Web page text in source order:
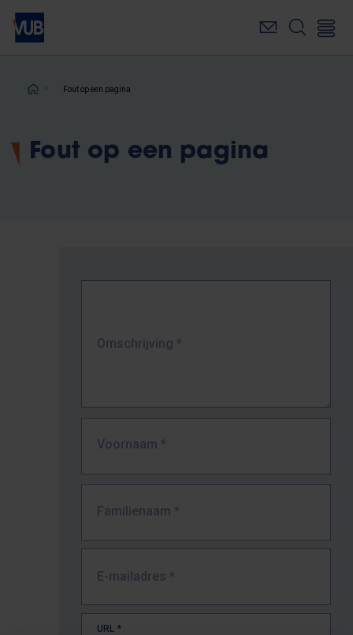
Overslaan
naar
inhoudKruimelpad
Fout op een pagina
Fout op een pagina
Omschrijving *
Voornaam *
Familienaam *
E-mailadres *
URL *